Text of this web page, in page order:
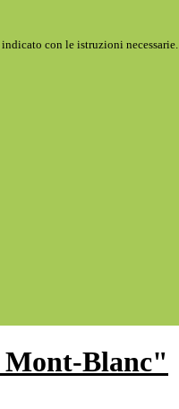
con le istruzioni necessarie.